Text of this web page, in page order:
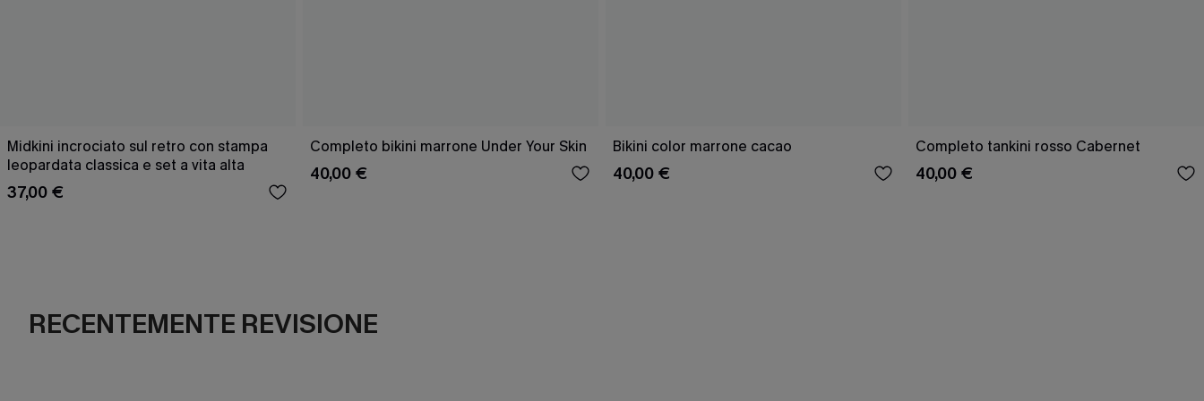
Midkini incrociato sul retro con stampa
leopardata classica e set a vita alta
37,00 €
Completo bikini marrone Under Your Skin
40,00 €
Bikini color marrone cacao
40,00 €
Completo tankini rosso Cabernet
40,00 €
RECENTEMENTE REVISIONE